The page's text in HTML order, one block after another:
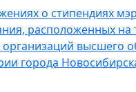
о стипендиях
расположенных на
высшего
города